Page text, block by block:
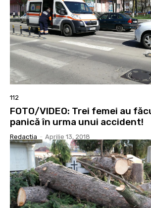
112
FOTO/VIDEO: Trei femei au
panică în urma unui accident!
Redactia - Aprilie 13, 2018